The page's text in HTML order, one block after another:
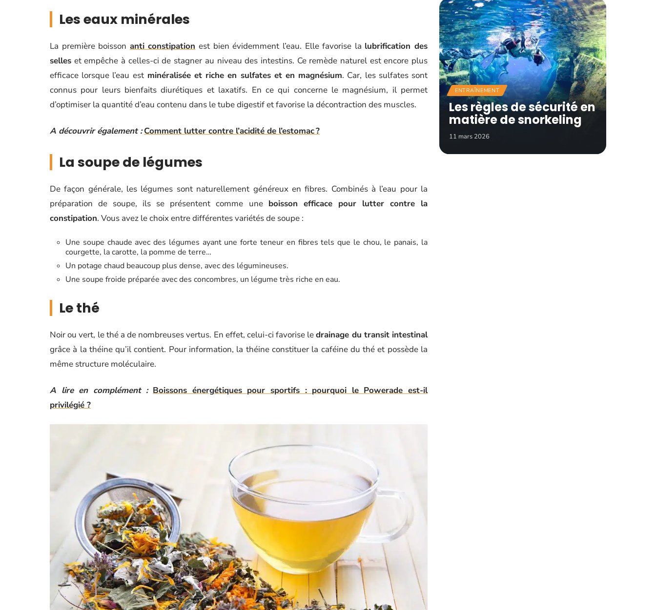
Les eaux minérales
La première boisson anti constipation est bien évidemment l’eau. Elle favorise la lubrification des
selles et empêche à celles-ci de stagner au niveau des intestins. Ce remède naturel est encore plus
efficace lorsque l’eau estminéralisée et riche en sulfates et en magnésium. Car, les sulfates sont
connus pour leurs bienfaits diurétiques et laxatifs. En ce qui concerne le magnésium, il permet
d’optimiser la quantité d’eau contenu dans le tube digestif et favorise la décontraction des muscles.
A découvrir également : Comment lutter contre l’acidité de l’estomac ?
La soupe de légumes
De façon générale, les légumes sont naturellement généreux en fibres. Combinés à l’eau pour la
préparation de soupe, ils se présentent comme une boisson efficace pour lutter contre la
constipation. Vous avez le choix entre différentes variétés de soupe :
Une soupe chaude avec des légumes ayant une forte teneur en fibres tels que le chou, le panais, la
courgette, la carotte, la pomme de terre…
Un potage chaud beaucoup plus dense, avec des légumineuses.
Une soupe froide préparée avec des concombres, un légume très riche en eau.
Le thé
Noir ou vert, le thé a de nombreuses vertus. En effet, celui-ci favorise ledrainage du transit intestinal
grâce à la théine qu’il contient. Pour information, la théine constituer la caféine du thé et possède la
même structure moléculaire.
A lire en complément : Boissons énergétiques pour sportifs : pourquoi le Powerade est-il
privilégié ?
ENTRAÎNEMENT
Les règles de sécurité en
matière de snorkeling
11 mars 2026